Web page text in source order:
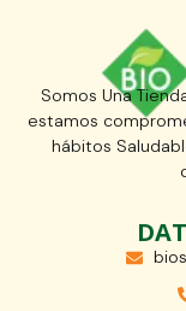
Somos Una
estamos
hábitos